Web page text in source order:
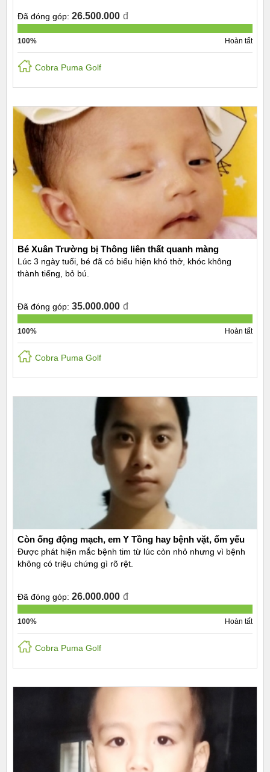
Đã đóng góp: 26.500.000 đ
100% Hoàn tất
Cobra Puma Golf
Bé Xuân Trường bị Thông liên thất quanh màng
Lúc 3 ngày tuổi, bé đã có biểu hiện khó thở, khóc không
thành tiếng, bỏ bú.
Đã đóng góp: 35.000.000 đ
100% Hoàn tất
Cobra Puma Golf
Còn ống động mạch, em Y Tồng hay bệnh vặt, ốm yếu
Được phát hiện mắc bệnh tim từ lúc còn nhỏ nhưng vì bệnh
không có triệu chứng gì rõ rệt.
Đã đóng góp: 26.000.000 đ
100% Hoàn tất
Cobra Puma Golf